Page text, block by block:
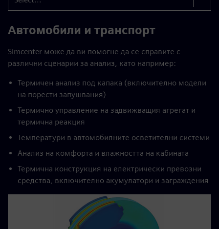
Автомобили и транспорт
Simcenter може да ви помогне да се справите с
различни сценарии за анализ, като например:
Термичен анализ под капака (включително модели
на порести запушвания)
Термично управление на задвижващия агрегат и
термична реакция
Температури в автомобилните осветителни системи
Анализ на комфорта и влажността на кабината
Термична конструкция на електрически превозни
средства, включително акумулатори и заграждения